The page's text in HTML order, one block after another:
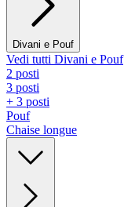
Divani e Pouf
Vedi tutti Divani e Pouf
2 posti
3 posti
+ 3 posti
Pouf
Chaise longue